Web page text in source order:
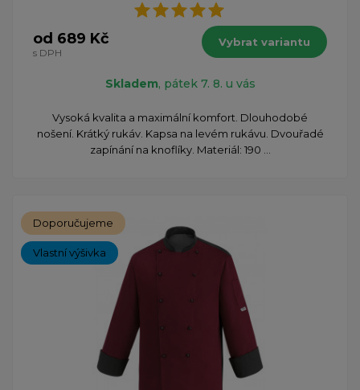
od 689 Kč
s DPH
Vybrat variantu
Skladem, pátek 7. 8. u vás
Vysoká kvalita a maximální komfort. Dlouhodobé
nošení. Krátký rukáv. Kapsa na levém rukávu. Dvouřadé
zapínání na knoflíky. Materiál: 190 ...
Doporučujeme
Vlastní výšivka